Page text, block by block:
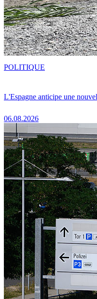
L'Espagne anticipe une
06.08.2026
POLITIQUE